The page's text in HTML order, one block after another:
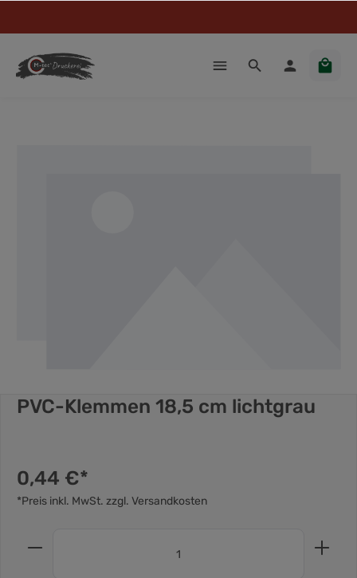
PVC-Klemmen 18,5 cm lichtgrau
0,44 €*
*Preis inkl. MwSt. zzgl. Versandkosten